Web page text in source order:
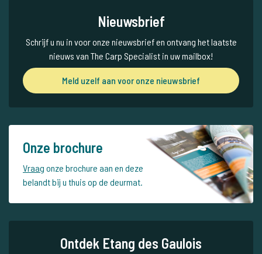
Nieuwsbrief
Schrijf u nu in voor onze nieuwsbrief en ontvang het laatste
nieuws van The Carp Specialist in uw mailbox!
Meld uzelf aan voor onze nieuwsbrief
Onze brochure
Vraag onze brochure aan en deze
belandt bij u thuis op de deurmat.
Ontdek Etang des Gaulois